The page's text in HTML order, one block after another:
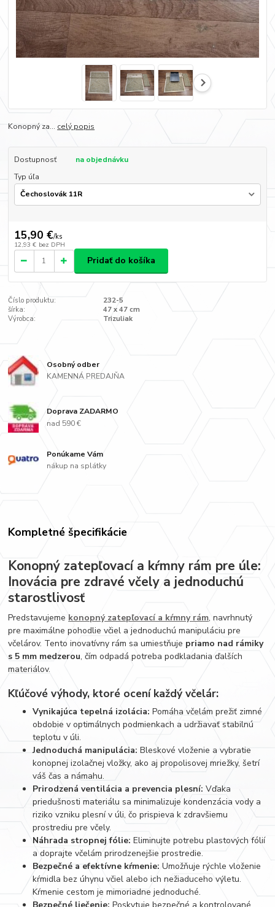
Konopný za... celý popis
Dostupnosť
na objednávku
Typ úľa
15,90 €/ks
12,93 € bez DPH
Pridať do košíka
Číslo produktu:
232-5
šírka:
47 x 47 cm
Výrobca:
Trizuliak
Osobný odber
KAMENNÁ PREDAJŇA
Doprava ZADARMO
nad 590 €
Ponúkame Vám
nákup na splátky
Kompletné špecifikácie
Konopný zatepľovací a kŕmny rám pre úle:
Inovácia pre zdravé včely a jednoduchú
starostlivosť
Predstavujeme konopný zatepľovací a kŕmny rám, navrhnutý
pre maximálne pohodlie včiel a jednoduchú manipuláciu pre
včelárov. Tento inovatívny rám sa umiestňuje priamo nad rámiky
s 5 mm medzerou, čím odpadá potreba podkladania ďalších
materiálov.
Kľúčové výhody, ktoré ocení každý včelár:
Vynikajúca tepelná izolácia: Pomáha včelám prežiť zimné
obdobie v optimálnych podmienkach a udržiavať stabilnú
teplotu v úli.
Jednoduchá manipulácia: Bleskové vloženie a vybratie
konopnej izolačnej vložky, ako aj propolisovej mriežky, šetrí
váš čas a námahu.
Prirodzená ventilácia a prevencia plesní: Vďaka
priedušnosti materiálu sa minimalizuje kondenzácia vody a
riziko vzniku plesní v úli, čo prispieva k zdravšiemu
prostrediu pre včely.
Náhrada stropnej fólie: Eliminujte potrebu plastových fólií
a doprajte včelám prirodzenejšie prostredie.
Bezpečné a efektívne kŕmenie: Umožňuje rýchle vloženie
kŕmidla bez úhynu včiel alebo ich nežiaduceho výletu.
Kŕmenie cestom je mimoriadne jednoduché.